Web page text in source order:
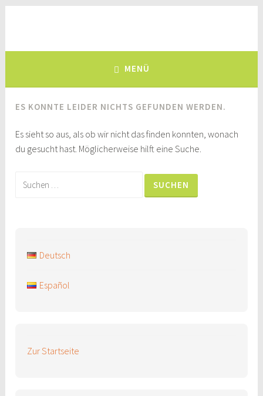
MENÜ
ES KONNTE LEIDER NICHTS GEFUNDEN WERDEN.
Es sieht so aus, als ob wir nicht das finden konnten, wonach
du gesucht hast. Möglicherweise hilft eine Suche.
Deutsch
Español
Zur Startseite